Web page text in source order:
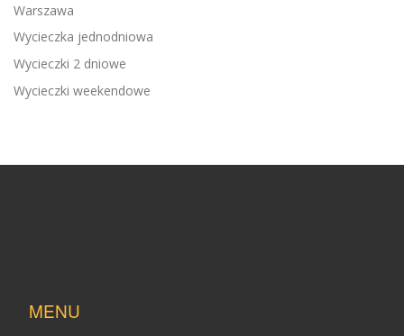
Warszawa
Wycieczka jednodniowa
Wycieczki 2 dniowe
Wycieczki weekendowe
MENU